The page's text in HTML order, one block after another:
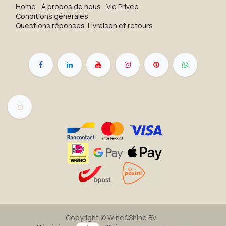
H​o​me À propos de nous
Vie Privée
Conditions générales
Questions réponses Livraison et retours
Copyright ©Wine&Shine BV